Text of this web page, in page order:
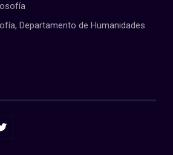
Departamento de Humanidades